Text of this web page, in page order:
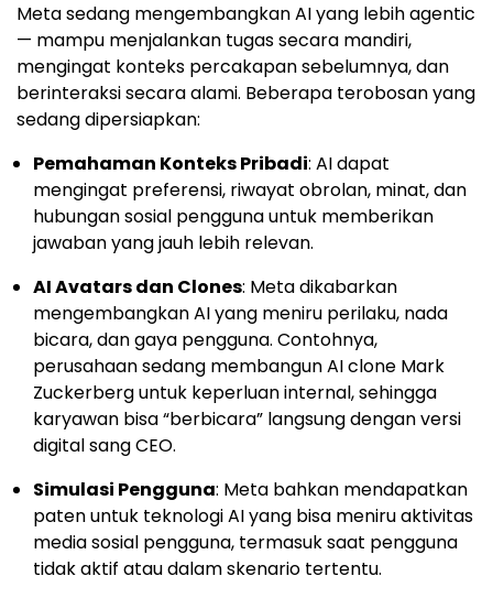
Meta sedang mengembangkan AI yang lebih agentic
— mampu menjalankan tugas secara mandiri,
mengingat konteks percakapan sebelumnya, dan
berinteraksi secara alami. Beberapa terobosan yang
sedang dipersiapkan:
Pemahaman Konteks Pribadi: AI dapat
mengingat preferensi, riwayat obrolan, minat, dan
hubungan sosial pengguna untuk memberikan
jawaban yang jauh lebih relevan.
AI Avatars dan Clones: Meta dikabarkan
mengembangkan AI yang meniru perilaku, nada
bicara, dan gaya pengguna. Contohnya,
perusahaan sedang membangun AI clone Mark
Zuckerberg untuk keperluan internal, sehingga
karyawan bisa “berbicara” langsung dengan versi
digital sang CEO.
Simulasi Pengguna: Meta bahkan mendapatkan
paten untuk teknologi AI yang bisa meniru aktivitas
media sosial pengguna, termasuk saat pengguna
tidak aktif atau dalam skenario tertentu.